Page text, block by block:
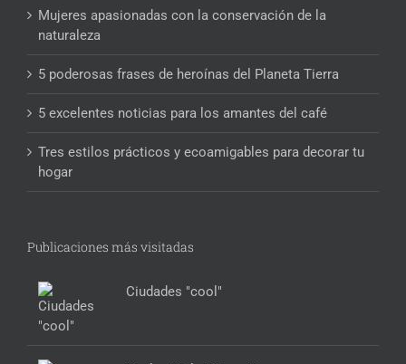
Mujeres apasionadas con la conservación de la
naturaleza
5 poderosas frases de heroínas del Planeta Tierra
5 excelentes noticias para los amantes del café
Tres estilos prácticos y ecoamigables para decorar tu
hogar
Publicaciones más visitadas
Ciudades "cool"